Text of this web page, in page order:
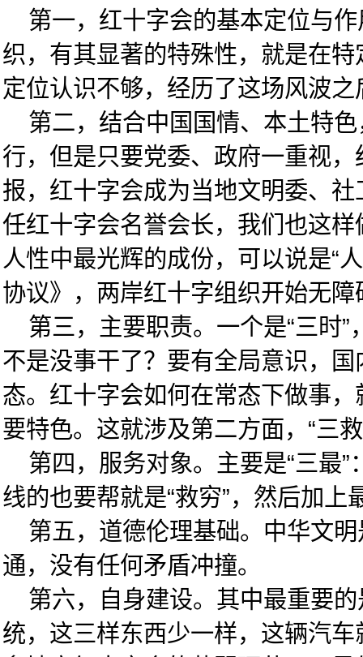
第一，红十字会的基本定位与作
织，有其显著的特殊性，就是在
定位认识不够，经历了这场风波
第二，结合中国国情、本土特色
行，但是只要党委、政府一重视
报，红十字会成为当地文明委、
任红十字会名誉会长，我们也这
人性中最光辉的成份，可以说是“
协议》，两岸红十字组织开始无
第三，主要职责。一个是“三时”
不是没事干了？要有全局意识，
态。红十字会如何在常态下做事
要特色。这就涉及第二方面，“三
第四，服务对象。主要是“三最”
线的也要帮就是“救穷”，然后加
第五，道德伦理基础。中华文明
通，没有任何矛盾冲撞。
第六，自身建设。其中最重要的
统，这三样东西少一样，这辆汽